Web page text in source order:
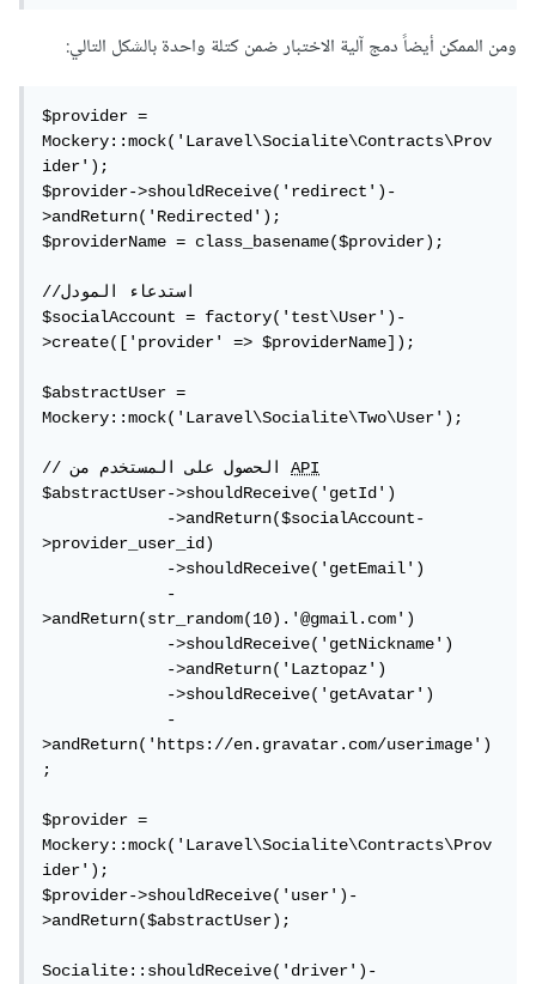
ومن الممكن أيضاً دمج آلية الاختبار ضمن كتلة واحدة بالشكل التالي:
$provider =
Mockery::mock('Laravel\Socialite\Contracts\Prov
ider');
$provider->shouldReceive('redirect')-
>andReturn('Redirected');
$providerName = class_basename($provider);
//استدعاء المودل
$socialAccount = factory('test\User')-
>create(['provider' => $providerName]);
$abstractUser =
Mockery::mock('Laravel\Socialite\Two\User');
// الحصول على المستخدم من API
$abstractUser->shouldReceive('getId')
             ->andReturn($socialAccount-
>provider_user_id)
             ->shouldReceive('getEmail')
             -
>andReturn(str_random(10).'@gmail.com')
             ->shouldReceive('getNickname')
             ->andReturn('Laztopaz')
             ->shouldReceive('getAvatar')
             -
>andReturn('https://en.gravatar.com/userimage')
;
$provider =
Mockery::mock('Laravel\Socialite\Contracts\Prov
ider');
$provider->shouldReceive('user')-
>andReturn($abstractUser);
Socialite::shouldReceive('driver')-